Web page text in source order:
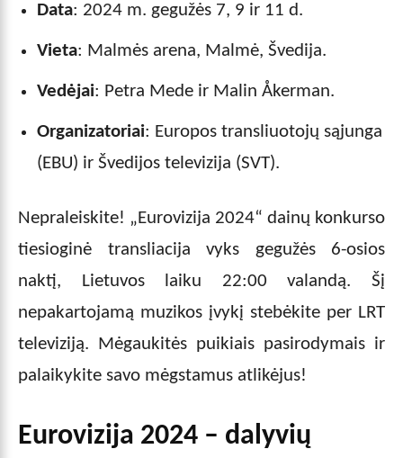
Data: 2024 m. gegužės 7, 9 ir 11 d.
Vieta: Malmės arena, Malmė, Švedija.
Vedėjai: Petra Mede ir Malin Åkerman.
Organizatoriai: Europos transliuotojų sąjunga
(EBU) ir Švedijos televizija (SVT).
Nepraleiskite! „Eurovizija 2024“ dainų konkurso
tiesioginė transliacija vyks gegužės 6-osios
naktį, Lietuvos laiku 22:00 valandą. Šį
nepakartojamą muzikos įvykį stebėkite per LRT
televiziją. Mėgaukitės puikiais pasirodymais ir
palaikykite savo mėgstamus atlikėjus!
Eurovizija 2024 – dalyvių